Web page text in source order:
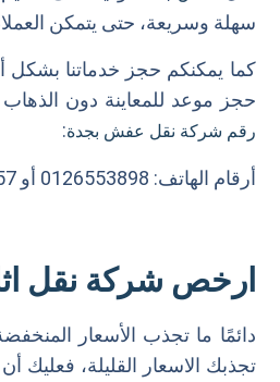
سهلة وسريعة، حتى يتمكن
كما يمكنكم حجز خدماتنا بشكل
حجز موعد للمعاينة دون
رقم شركة نقل عفش بجدة:
أرقام الهاتف: 0126553898 أو 0582225357.
ارخص شركة نقل
دائمًا ما تجذب الأسعار
تجذبك الاسعار القليلة، فعليك